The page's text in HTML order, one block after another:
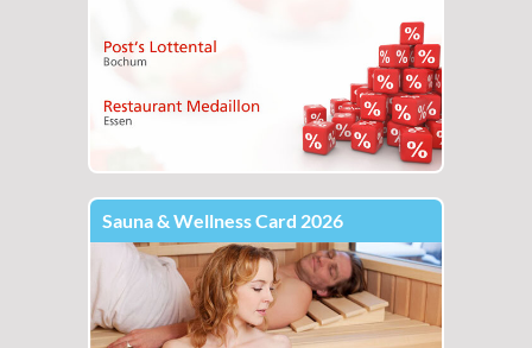
Sauna & Wellness Card 2026